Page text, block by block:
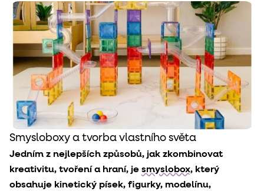
Smysloboxy a tvorba vlastního světa
Jedním z nejlepších způsobů, jak zkombinovat
kreativitu, tvoření a hraní, je smyslobox, který
obsahuje kinetický písek, figurky, modelínu,